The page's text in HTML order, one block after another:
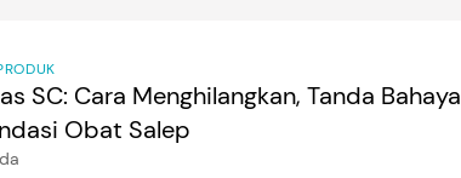
SC: Cara Menghilangkan, Tanda Bahaya
Obat Salep